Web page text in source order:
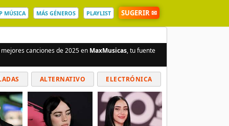
MÚSICA MÁS GÉNEROS PLAYLIST SUGERIR ✉
canciones de 2025 en MaxMusicas, tu fuente
ALTERNATIVO ELECTRÓNICA